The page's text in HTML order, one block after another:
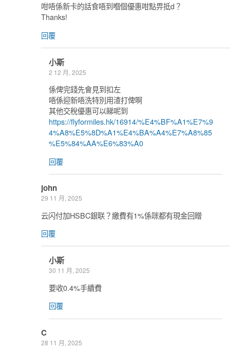
咁唔係新卡的話食唔到嗰個優惠咁點畀抵d？
Thanks!
回覆
小斯
2 12 月, 2025
係俾完錢先會見到扣左
唔係迎新唔洗特別用渣打俾啊
其他交稅優惠可以睇呢到
https://flyformiles.hk/16914/%E4%BF%A1%E7%9
4%A8%E5%8D%A1%E4%BA%A4%E7%A8%85
%E5%84%AA%E6%83%A0
回覆
john
29 11 月, 2025
云闪付加HSBC銀联？繳費有1%係咪都有現金回贈
回覆
小斯
30 11 月, 2025
要收0.4%手續費
回覆
C
28 11 月, 2025